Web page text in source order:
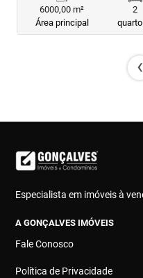
6000,00 m²
Área principal
2
‹
Especialista em imóveis à
A GONÇALVES IMÓVEIS
Fale Conosco
Política de Privacidade